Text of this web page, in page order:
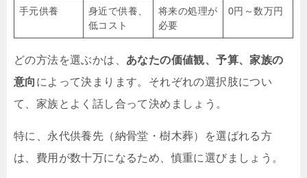
手元供養
身近で供養、
低コスト
将来の処理が
必要
0円～数万円
どの方法を選ぶかは、 あなたの価値観、予算、家族の
意向 によって決まります。それぞれの選択肢につい
て、家族とよく話し合って決めましょう。
特に、永代供養先（納骨堂・樹木葬）を選ばれる方
は、費用が数十万になるため、慎重に選びましょう。